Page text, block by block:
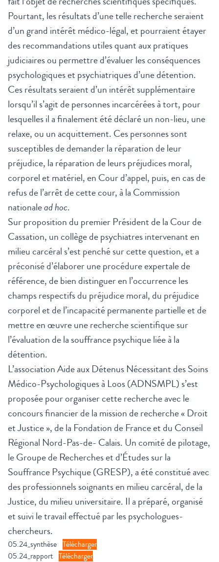
Pourtant, les résultats d’une telle recherche seraient
d’un grand intérêt médico-légal, et pourraient étayer
des recommandations utiles quant aux pratiques
judiciaires ou permettre d’évaluer les conséquences
psychologiques et psychiatriques d’une détention.
Ces résultats seraient d’un intérêt supplémentaire
lorsqu’il s’agit de personnes incarcérées à tort, pour
lesquelles il a finalement été déclaré un non-lieu, une
relaxe, ou un acquittement. Ces personnes sont
susceptibles de demander la réparation de leur
préjudice, la réparation de leurs préjudices moral,
corporel et matériel, en Cour d’appel, puis, en cas de
refus de l’arrêt de cette cour, à la Commission
nationalead hoc.
Sur proposition du premier Président de la Cour de
Cassation, un collège de psychiatres intervenant en
milieu carcéral s’est penché sur cette question, et a
préconisé d’élaborer une procédure expertale de
référence, de bien distinguer en l’occurrence les
champs respectifs du préjudice moral, du préjudice
corporel et de l’incapacité permanente partielle et de
mettre en œuvre une recherche scientifique sur
l’évaluation de la souffrance psychique liée à la
détention.
L’association Aide aux Détenus Nécessitant des Soins
Médico-Psychologiques à Loos (ADNSMPL) s’est
proposée pour organiser cette recherche avec le
concours financier de la mission de recherche « Droit
et Justice », de la Fondation de France et du Conseil
Régional Nord-Pas-de- Calais. Un comité de pilotage,
le Groupe de Recherches et d’Études sur la
Souffrance Psychique (GRESP), a été constitué avec
des professionnels soignants en milieu carcéral, de la
Justice, du milieu universitaire. Il a préparé, organisé
et suivi le travail effectué par les psychologues-
chercheurs.
05.24_synthèse Télécharger
05.24_rapport Télécharger